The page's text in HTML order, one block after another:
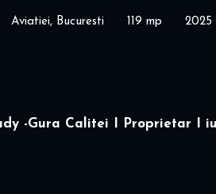
Aviatiei, Bucuresti 119 mp 2025
-Gura Calitei I Proprietar I